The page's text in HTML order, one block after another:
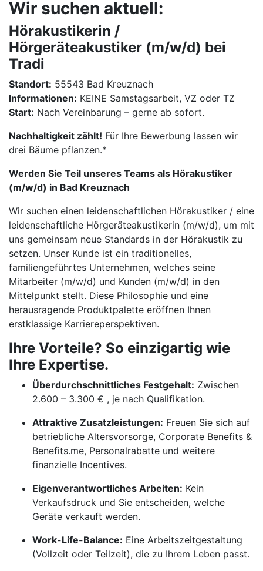
Wir suchen aktuell:
Hörakustikerin /
Hörgeräteakustiker (m/w/d) bei
Tradi
Standort: 55543 Bad Kreuznach
Informationen: KEINE Samstagsarbeit, VZ oder TZ
Start: Nach Vereinbarung – gerne ab sofort.
Nachhaltigkeit zählt! Für Ihre Bewerbung lassen wir
drei Bäume pflanzen.*
Werden Sie Teil unseres Teams als Hörakustiker
(m/w/d) in Bad Kreuznach
Wir suchen einen leidenschaftlichen Hörakustiker / eine
leidenschaftliche Hörgeräteakustikerin (m/w/d), um mit
uns gemeinsam neue Standards in der Hörakustik zu
setzen. Unser Kunde ist ein traditionelles,
familiengeführtes Unternehmen, welches seine
Mitarbeiter (m/w/d) und Kunden (m/w/d) in den
Mittelpunkt stellt. Diese Philosophie und eine
herausragende Produktpalette eröffnen Ihnen
erstklassige Karriereperspektiven.
Ihre Vorteile? So einzigartig wie
Ihre Expertise.
Überdurchschnittliches Festgehalt: Zwischen
2.600 – 3.300 € , je nach Qualifikation.
Attraktive Zusatzleistungen: Freuen Sie sich auf
betriebliche Altersvorsorge, Corporate Benefits &
Benefits.me, Personalrabatte und weitere
finanzielle Incentives.
Eigenverantwortliches Arbeiten: Kein
Verkaufsdruck und Sie entscheiden, welche
Geräte verkauft werden.
Work-Life-Balance: Eine Arbeitszeitgestaltung
(Vollzeit oder Teilzeit), die zu Ihrem Leben passt.